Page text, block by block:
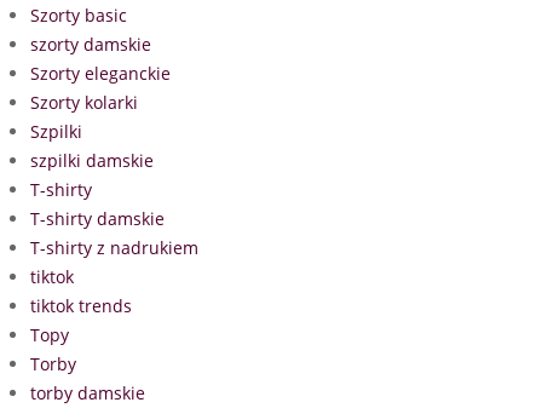
Szorty basic
szorty damskie
Szorty eleganckie
Szorty kolarki
Szpilki
szpilki damskie
T-shirty
T-shirty damskie
T-shirty z nadrukiem
tiktok
tiktok trends
Topy
Torby
torby damskie